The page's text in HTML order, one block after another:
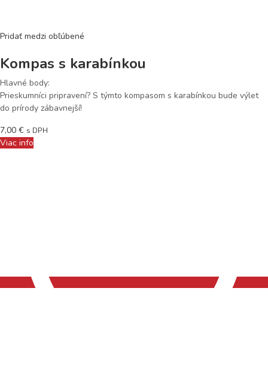
Pridať medzi obľúbené
Kompas s karabínkou
Hlavné body:
Prieskumníci pripravení? S týmto kompasom s karabínkou bude výlet
do prírody zábavnejší!
7,00 € s DPH
Viac info